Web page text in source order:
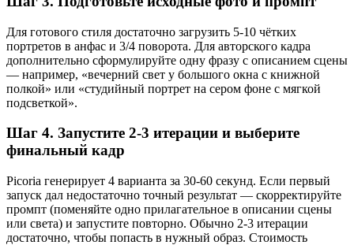
Для готового стиля достаточно загрузить 5-10 чётких
портретов в анфас и 3/4 поворота. Для авторского кадра
дополнительно сформулируйте одну фразу с описанием сцены
— например, «вечерний свет у большого окна с книжной
полкой» или «студийный портрет на сером фоне с мягкой
подсветкой».
Шаг 4. Запустите 2-3 итерации и выберите
финальный кадр
Picoria генерирует 4 варианта за 30-60 секунд. Если первый
запуск дал недостаточно точный результат — скорректируйте
промпт (поменяйте одно прилагательное в описании сцены
или света) и запустите повторно. Обычно 2-3 итерации
достаточно, чтобы попасть в нужный образ. Стоимость